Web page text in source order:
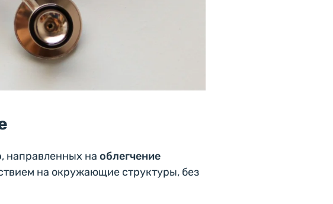
направленных на облегчение
на окружающие структуры, без